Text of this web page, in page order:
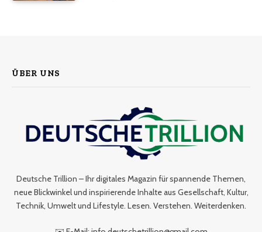
ÜBER UNS
Deutsche Trillion – Ihr digitales Magazin für spannende Themen,
neue Blickwinkel und inspirierende Inhalte aus Gesellschaft, Kultur,
Technik, Umwelt und Lifestyle. Lesen. Verstehen. Weiterdenken.